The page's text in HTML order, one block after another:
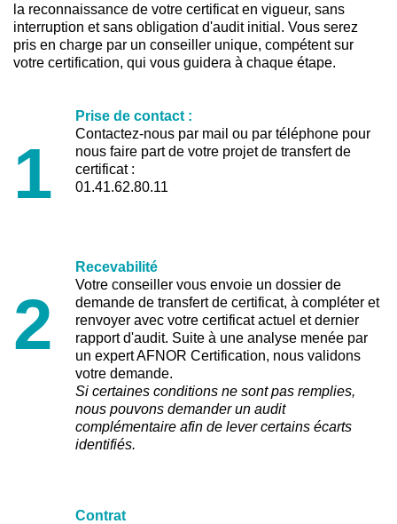
la reconnaissance de votre certificat en vigueur, sans
interruption et sans obligation d'audit initial. Vous serez
pris en charge par un conseiller unique, compétent sur
votre certification, qui vous guidera à chaque étape.
1
Prise de contact :
Contactez-nous par mail ou par téléphone pour
nous faire part de votre projet de transfert de
certificat :
01.41.62.80.11
2
Recevabilité
Votre conseiller vous envoie un dossier de
demande de transfert de certificat, à compléter et
renvoyer avec votre certificat actuel et dernier
rapport d'audit. Suite à une analyse menée par
un expert AFNOR Certification, nous validons
votre demande.
Si certaines conditions ne sont pas remplies,
nous pouvons demander un audit
complémentaire afin de lever certains écarts
identifiés.
Contrat